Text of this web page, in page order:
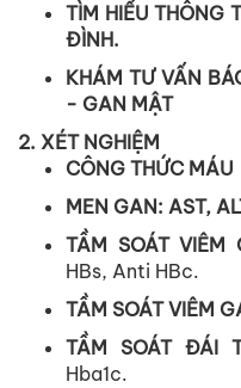
TÌM HIỂU THÔNG
ĐÌNH.
KHÁM TƯ VẤN
- GAN MẬT
2. XÉT NGHIỆM
CÔNG THỨC MÁU
MEN GAN: AST,
TẦM SOÁT VIÊM
HBs, Anti HBc.
TẦM SOÁT VIÊM
TẦM SOÁT ĐÁI
Hba1c.